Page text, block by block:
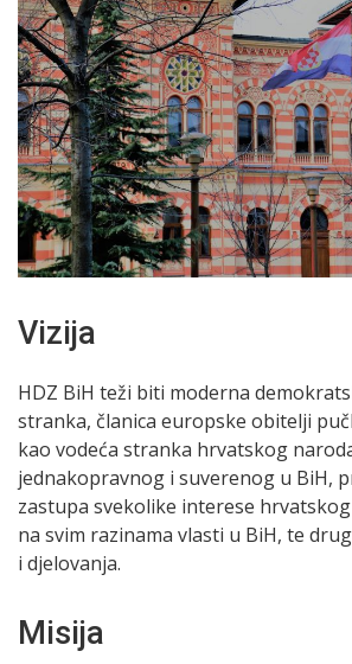
Vizija
HDZ BiH teži biti moderna
stranka, članica europske obitelji
kao vodeća stranka hrvatskog
jednakopravnog i suverenog u BiH,
zastupa svekolike interese
na svim razinama vlasti u BiH, te
i djelovanja.
Misija